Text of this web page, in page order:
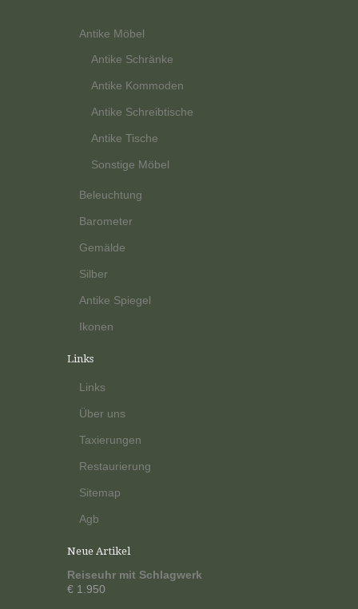
Antike Möbel
Antike Schränke
Antike Kommoden
Antike Schreibtische
Antike Tische
Sonstige Möbel
Beleuchtung
Barometer
Gemälde
Silber
Antike Spiegel
Ikonen
Links
Links
Über uns
Taxierungen
Restaurierung
Sitemap
Agb
Neue Artikel
Reiseuhr mit Schlagwerk
€ 1.950